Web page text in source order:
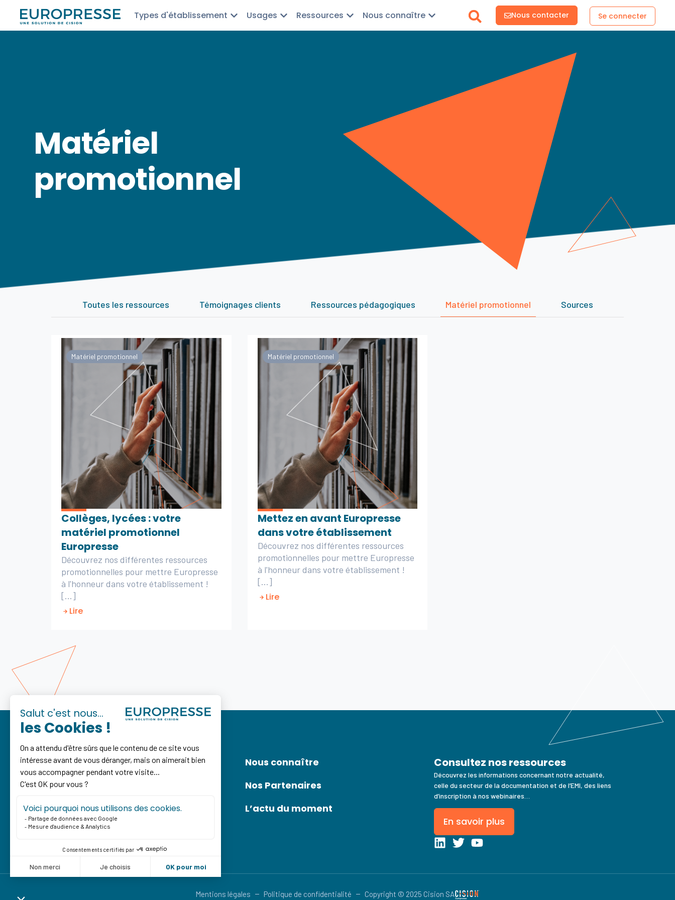
Types d'établissement Usages Ressources Nous connaître Nous contacter Se connecter
Matériel
promotionnel
Toutes les ressources Témoignages clients Ressources pédagogiques Matériel promotionnel Sources
Matériel promotionnel
Collèges, lycées : votre
matériel promotionnel
Europresse
Découvrez nos différentes ressources
promotionnelles pour mettre Europresse
à l'honneur dans votre établissement !
[...]
Lire
Matériel promotionnel
Mettez en avant Europresse
dans votre établissement
Découvrez nos différentes ressources
promotionnelles pour mettre Europresse
à l'honneur dans votre établissement !
[...]
Lire
Europresse, votre bibliothèque médias en ligne
Nous connaître
Nos Partenaires
L’actu du moment
Consultez nos ressources
Découvrez les informations concernant notre actualité,
celle du secteur de la documentation et de l’EMI, des liens
d’inscription à nos webinaires…
En savoir plus
Mentions légales Politique de confidentialité Copyright © 2025 Cision SA